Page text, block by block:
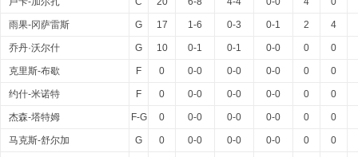
雨果-冈萨雷斯 G 17 1-6 0-3 0-1 2 4
乔丹·沃尔什 G 10 0-1 0-1 0-0 0 0
克里斯-布歇 F 0 0-0 0-0 0-0 0 0
约什-米诺特 F 0 0-0 0-0 0-0 0 0
杰森-塔特姆 F-G 0 0-0 0-0 0-0 0 0
马克斯-舒尔加 G 0 0-0 0-0 0-0 0 0